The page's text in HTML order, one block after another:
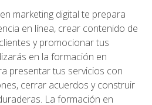
marketing digital te prepara
en línea, crear contenido de
y promocionar tus
en la formación en
presentar tus servicios con
cerrar acuerdos y construir
La formación en